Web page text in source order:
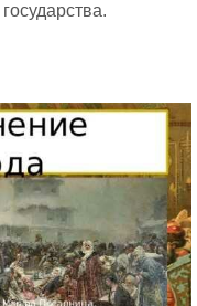
государства.